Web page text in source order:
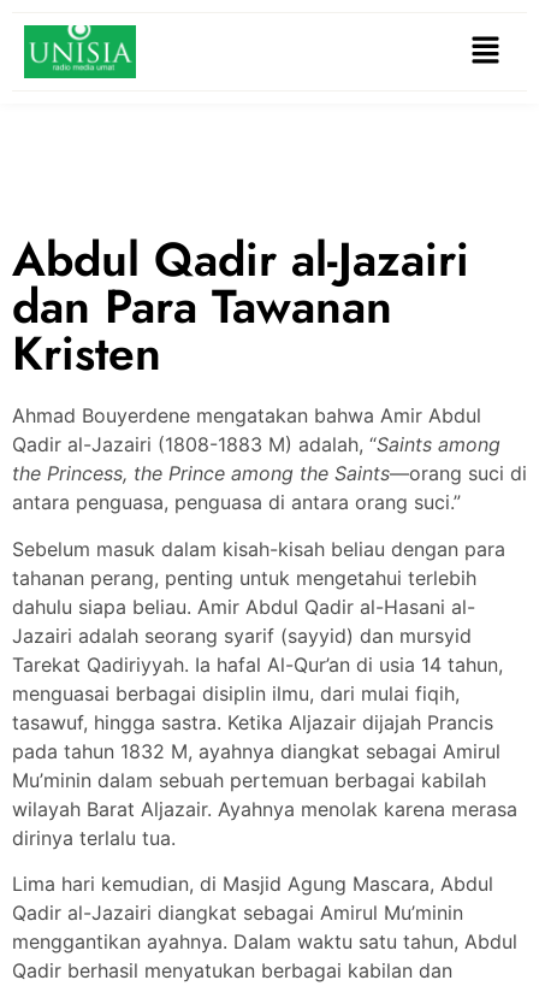
Abdul Qadir al-Jazairi
dan Para Tawanan
Kristen
Ahmad Bouyerdene mengatakan bahwa Amir Abdul
Qadir al-Jazairi (1808-1883 M) adalah, “Saints among
the Princess, the Prince among the Saints—orang suci di
antara penguasa, penguasa di antara orang suci.”
Sebelum masuk dalam kisah-kisah beliau dengan para
tahanan perang, penting untuk mengetahui terlebih
dahulu siapa beliau. Amir Abdul Qadir al-Hasani al-
Jazairi adalah seorang syarif (sayyid) dan mursyid
Tarekat Qadiriyyah. Ia hafal Al-Qur’an di usia 14 tahun,
menguasai berbagai disiplin ilmu, dari mulai fiqih,
tasawuf, hingga sastra. Ketika Aljazair dijajah Prancis
pada tahun 1832 M, ayahnya diangkat sebagai Amirul
Mu’minin dalam sebuah pertemuan berbagai kabilah
wilayah Barat Aljazair. Ayahnya menolak karena merasa
dirinya terlalu tua.
Lima hari kemudian, di Masjid Agung Mascara, Abdul
Qadir al-Jazairi diangkat sebagai Amirul Mu’minin
menggantikan ayahnya. Dalam waktu satu tahun, Abdul
Qadir berhasil menyatukan berbagai kabilan dan